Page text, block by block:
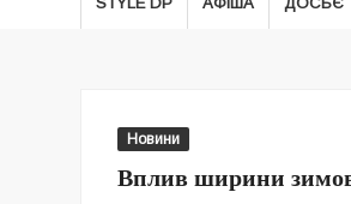
Новини
Вплив ширини